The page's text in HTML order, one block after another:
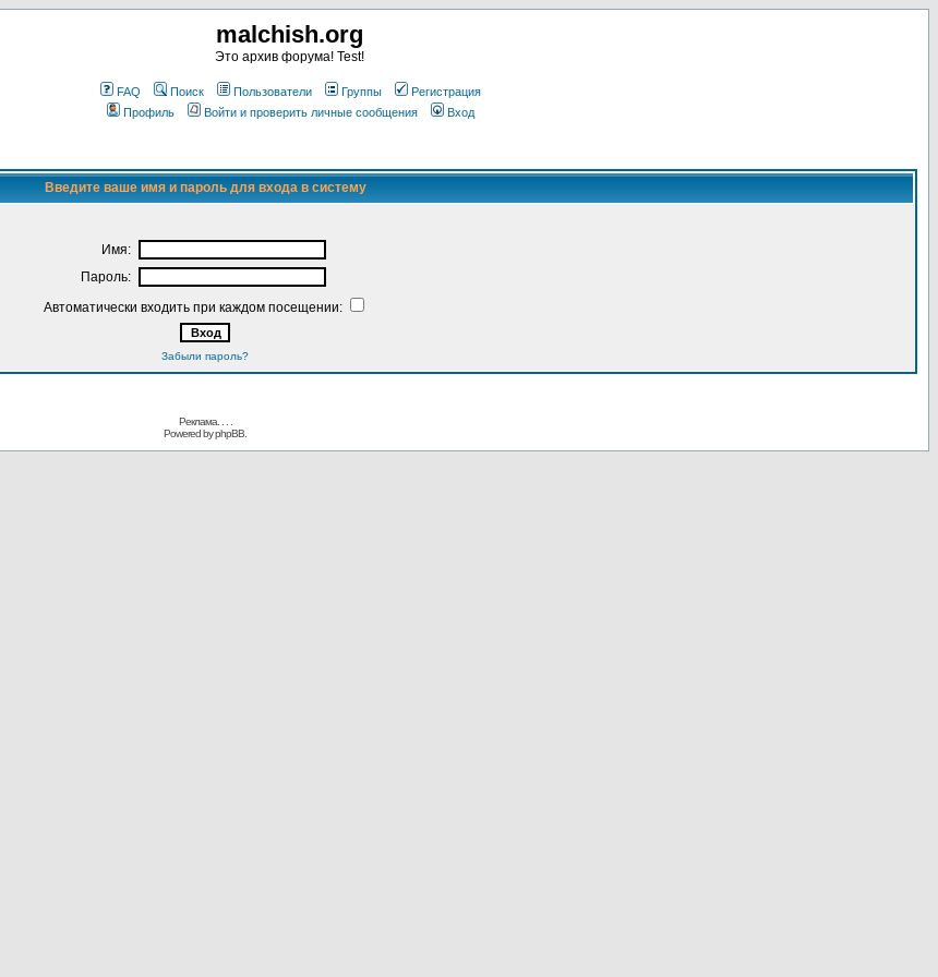
malchish.org
Это архив форума! Test!
FAQ Поиск Пользователи Группы
Регистрация
Профиль
Войти и проверить личные сообщения Вход
Введите ваше имя и пароль для входа в систему
Имя:
Пароль:
Автоматически входить при каждом посещении:
Забыли пароль?
Реклама. . .
Powered byphpBB.